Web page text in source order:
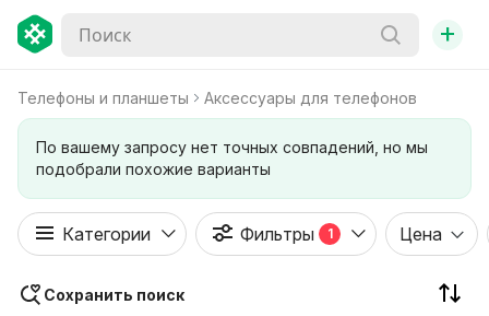
+
Телефоны и планшеты Аксессуары для телефонов
По вашему запросу нет точных совпадений, но мы
подобрали похожие варианты
Категории Фильтры 1 Цена
Сохранить поиск